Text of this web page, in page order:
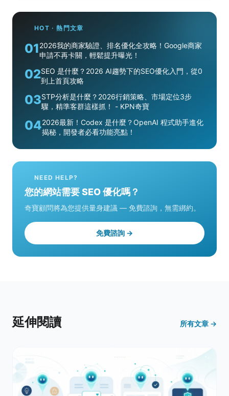
HOT · 熱門文章
012026我的商家驗證、排名優化全攻略！Google商家
申請不再卡關，輕鬆提升曝光！
02SEO 是什麼？2026 AI趨勢下的SEO優化入門，從0
到上首頁攻略
03STP分析是什麼？2026行銷策略、市場定位3步
驟，精準客群這樣抓！ - KPN奇寶
042026最新！Codex 是什麼？OpenAI 程式助手進化
揭秘，開發者必看功能亮點！
NEED HELP?
您的網站需要 SEO 優化嗎？
奇寶顧問將為您提供量身建議 — 免費諮詢，無需綁約。
免費諮詢 →
延伸閱讀 所有文章 →